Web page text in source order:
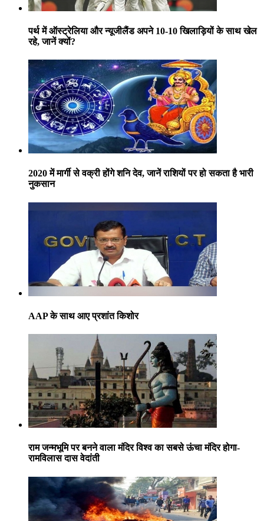
पर्थ में ऑस्ट्रेलिया और न्यूजीलैंड अपने 10-10 खिलाड़ियों के साथ खेल
रहे, जानें क्यों?
2020 में मार्गी से वक्री होंगे शनि देव, जानें राशियों पर हो सकता है भारी
नुकसान
AAP के साथ आए प्रशांत किशोर
राम जन्मभूमि पर बनने वाला मंदिर विश्व का सबसे ऊंचा मंदिर होगा-
रामविलास दास वेदांती